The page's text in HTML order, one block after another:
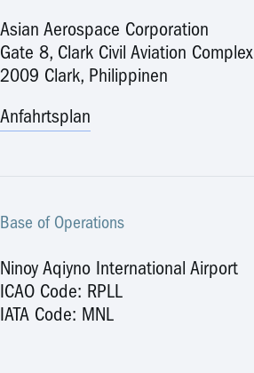
Asian Aerospace Corporation
Gate 8, Clark Civil Aviation Complex
2009 Clark, Philippinen
Anfahrtsplan
Base of Operations
Ninoy Aqiyno International Airport
ICAO Code: RPLL
IATA Code: MNL